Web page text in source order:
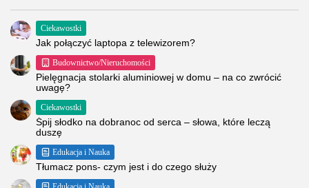
Ciekawostki
Jak połączyć laptopa z telewizorem?
Budownictwo/Nieruchomości
Pielęgnacja stolarki aluminiowej w domu – na co zwrócić
uwagę?
Ciekawostki
Śpij słodko na dobranoc od serca – słowa, które leczą
duszę
Edukacja i Nauka
Tłumacz pons- czym jest i do czego służy